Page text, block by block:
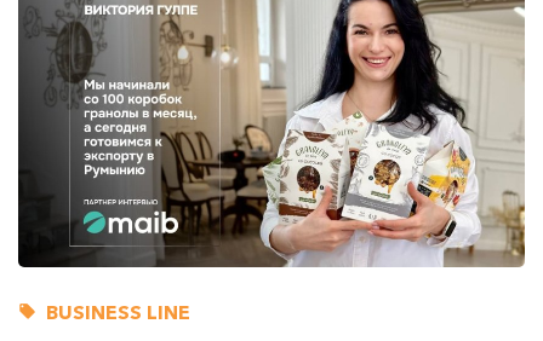
BUSINESS LINE